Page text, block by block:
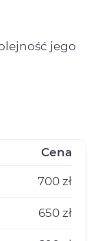
jego
Cena
700 zł
650 zł